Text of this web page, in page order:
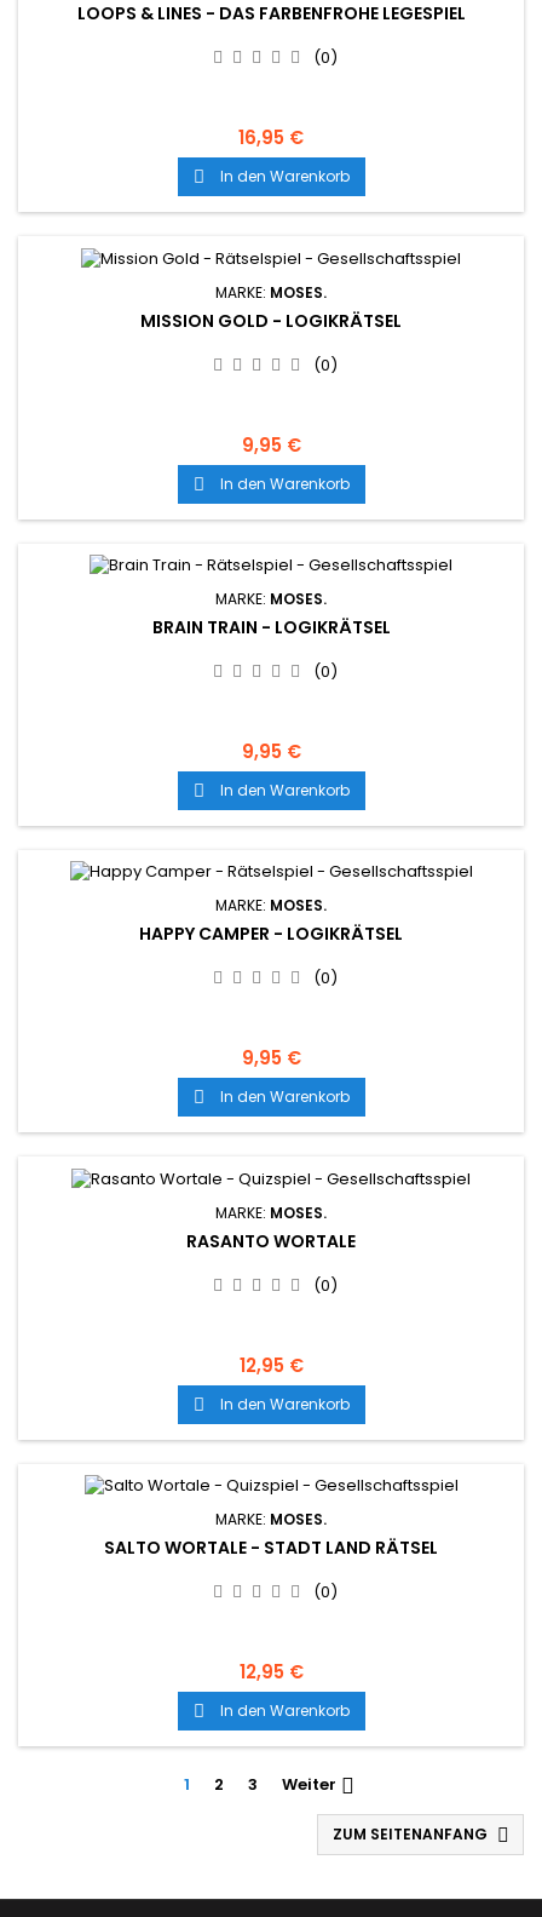
LOOPS & LINES - DAS FARBENFROHE LEGESPIEL
(0)
16,95 €
 In den Warenkorb
MARKE: MOSES.
MISSION GOLD - LOGIKRÄTSEL
(0)
9,95 €
 In den Warenkorb
MARKE: MOSES.
BRAIN TRAIN - LOGIKRÄTSEL
(0)
9,95 €
 In den Warenkorb
MARKE: MOSES.
HAPPY CAMPER - LOGIKRÄTSEL
(0)
9,95 €
 In den Warenkorb
MARKE: MOSES.
RASANTO WORTALE
(0)
12,95 €
 In den Warenkorb
MARKE: MOSES.
SALTO WORTALE - STADT LAND RÄTSEL
(0)
12,95 €
 In den Warenkorb
1 2 3 Weiter 
ZUM SEITENANFANG 